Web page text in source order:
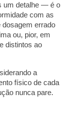
um detalhe — é o
com as
dosagem errado
ou, pior, em
distintos ao
a
físico de cada
nunca pare.